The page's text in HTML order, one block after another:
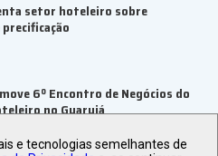
setor hoteleiro sobre
6º Encontro de Negócios do
no Guarujá
e tecnologias semelhantes de